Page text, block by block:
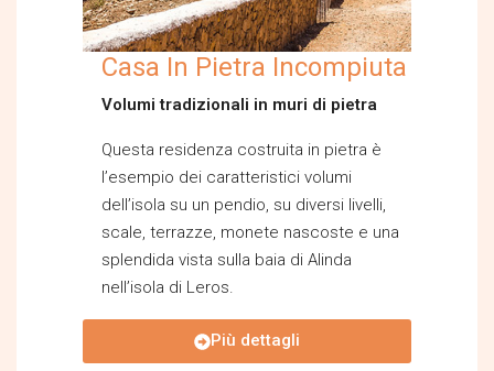
Casa In Pietra Incompiuta
Volumi tradizionali in muri di pietra
Questa residenza costruita in pietra è
l’esempio dei caratteristici volumi
dell’isola su un pendio, su diversi livelli,
scale, terrazze, monete nascoste e una
splendida vista sulla baia di Alinda
nell’isola di Leros.
Più dettagli